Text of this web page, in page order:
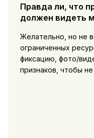
Правда ли, что
должен видеть
Желательно, но не
ограниченных
фиксацию, фото/
признаков, чтобы